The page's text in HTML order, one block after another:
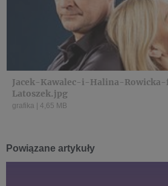
Jacek-Kawalec-i-Halina-
Latoszek.jpg
grafika 4,65 MB
Powiązane artykuły